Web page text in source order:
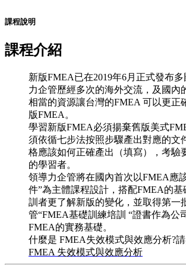
課程說明
課程介紹
新版FMEA已在2019年6月正式發布
力企管歷經多次的海外交流，及國內
相當的資源讓台灣的FMEA 可以更正
版FMEA。
學習新版FMEA必須揚棄舊版美式
須依循七步法按照步驟產出對應的文
格應該如何正確產出（填寫），考驗
的學習者。
領導力企管將在國內首次以FMEA應
件”為主體課程設計，搭配FMEA的
訓者更了解新版的變化，並取得第一
管“FMEA基礎訓練培訓 “證書作為公
FMEA的實務基礎。
什麼是 FMEA失效模式與效應分析?
FMEA 失效模式與效應分析